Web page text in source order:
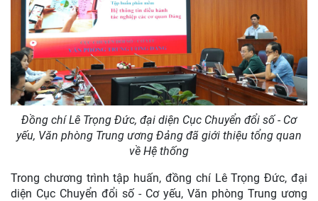
Đồng chí Lê Trọng Đức, đại diện Cục Chuyển đổi số - Cơ
yếu, Văn phòng Trung ương Đảng đã giới thiệu tổng quan
về Hệ thống
Trong chương trình tập huấn, đồng chí Lê Trọng Đức, đại
diện Cục Chuyển đổi số - Cơ yếu, Văn phòng Trung ương